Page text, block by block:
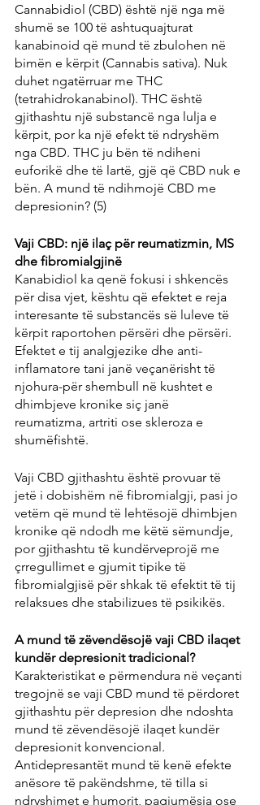
Cannabidiol (CBD) është një nga më
shumë se 100 të ashtuquajturat
kanabinoid që mund të zbulohen në
bimën e kërpit (Cannabis sativa). Nuk
duhet ngatërruar me THC
(tetrahidrokanabinol). THC është
gjithashtu një substancë nga lulja e
kërpit, por ka një efekt të ndryshëm
nga CBD. THC ju bën të ndiheni
euforikë dhe të lartë, gjë që CBD nuk e
bën. A mund të ndihmojë CBD me
depresionin? (5)
Vaji CBD: një ilaç për reumatizmin, MS
dhe fibromialgjinë
Kanabidiol ka qenë fokusi i shkencës
për disa vjet, kështu që efektet e reja
interesante të substancës së luleve të
kërpit raportohen përsëri dhe përsëri.
Efektet e tij analgjezike dhe anti-
inflamatore tani janë veçanërisht të
njohura-për shembull në kushtet e
dhimbjeve kronike siç janë
reumatizma, artriti ose skleroza e
shumëfishtë.
Vaji CBD gjithashtu është provuar të
jetë i dobishëm në fibromialgji, pasi jo
vetëm që mund të lehtësojë dhimbjen
kronike që ndodh me këtë sëmundje,
por gjithashtu të kundërveprojë me
çrregullimet e gjumit tipike të
fibromialgjisë për shkak të efektit të tij
relaksues dhe stabilizues të psikikës.
A mund të zëvendësojë vaji CBD ilaqet
kundër depresionit tradicional?
Karakteristikat e përmendura në veçanti
tregojnë se vaji CBD mund të përdoret
gjithashtu për depresion dhe ndoshta
mund të zëvendësojë ilaqet kundër
depresionit konvencional.
Antidepresantët mund të kenë efekte
anësore të pakëndshme, të tilla si
ndryshimet e humorit, pagjumësia ose